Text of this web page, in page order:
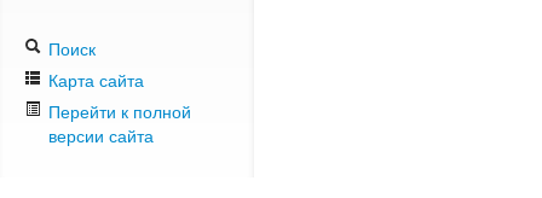
Поиск
Карта сайта
Перейти к полной
версии сайта